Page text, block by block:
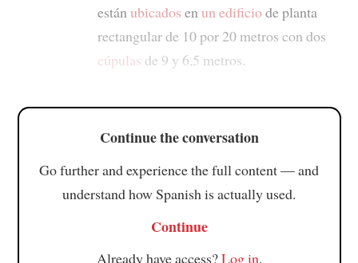
están ubicados en un edificiode planta
rectangular de 10 por 20 metros con dos
cúpulas de 9 y 6,5 metros.
Continue the conversation
Go further and experience the full content — and
understand how Spanish is actually used.
Continue
Already have access?Log in.